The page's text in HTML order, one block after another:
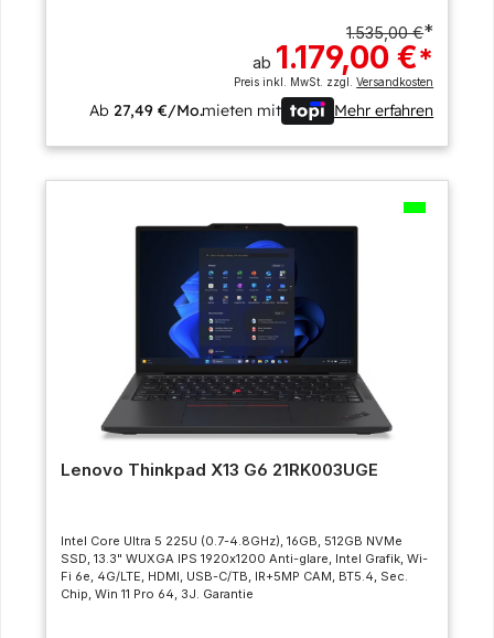
1.535,00 €*
ab 1.179,00 €*
Preis inkl. MwSt. zzgl.Versandkosten
Ab27,49 €/Mo.mieten mit Mehr erfahren
Lenovo Thinkpad X13 G6 21RK003UGE
Intel Core Ultra 5 225U (0.7-4.8GHz), 16GB, 512GB NVMe
SSD, 13.3" WUXGA IPS 1920x1200 Anti-glare, Intel Grafik, Wi-
Fi 6e, 4G/LTE, HDMI, USB-C/TB, IR+5MP CAM, BT5.4, Sec.
Chip, Win 11 Pro 64, 3J. Garantie